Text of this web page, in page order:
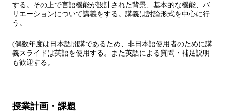
する。その上で言語機能が設計された背景、基本的な機能、バ
リエーションについて講義をする。講義は討論形式を中心に行
う。
(偶数年度は日本語開講であるため、非日本語使用者のために講
義スライドは英語を使用する。また英語による質問・補足説明
も歓迎する。
授業計画・課題